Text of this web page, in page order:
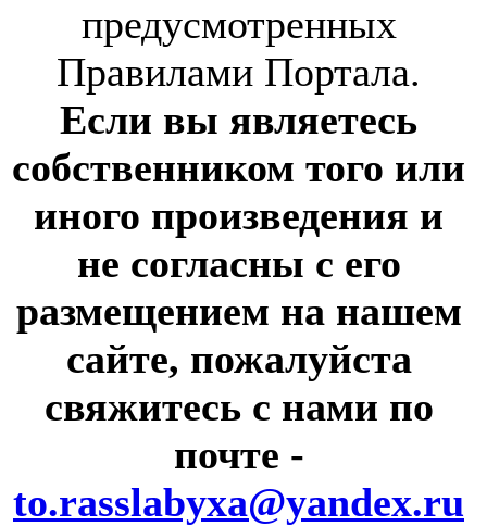
предусмотренных
Правилами Портала.
Если вы являетесь
собственником того или
иного произведения и
не согласны с его
размещением на нашем
сайте, пожалуйста
свяжитесь с нами по
почте -
to.rasslabyxa@yandex.ru